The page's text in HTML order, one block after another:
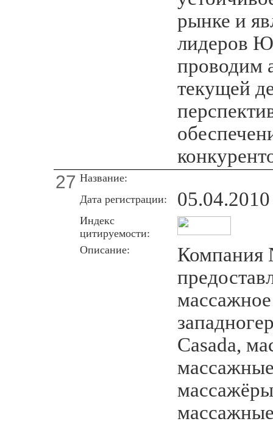
рынке и
лидеров
проводим
текущей
27 Название:
Дата регистрации:
05.04.2010
Индекс
цитируемости:
Описание:
Компания
Casada,